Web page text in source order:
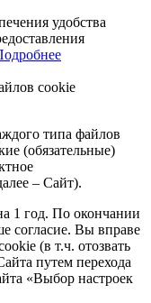
удобства
cookie
типа файлов
(обязательные)
– Сайт).
1 год. По окончании
согласие. Вы вправе
(в т.ч. отозвать
путем перехода
«Выбор настроек